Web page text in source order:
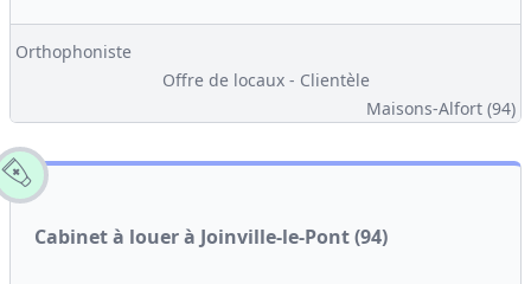
Orthophoniste
Offre de locaux - Clientèle
Maisons-Alfort (94)
Cabinet à louer à Joinville-le-Pont (94)